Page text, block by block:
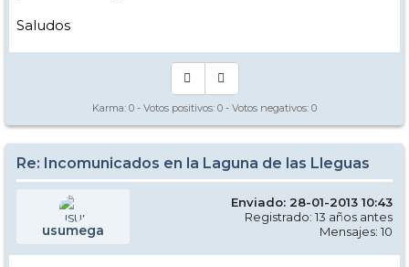
Saludos
Karma: 0 - Votos positivos: 0 - Votos negativos: 0
Re: Incomunicados en la Laguna de las Lleguas
usumega
Enviado: 28-01-2013 10:43
Registrado: 13 años antes
Mensajes: 10